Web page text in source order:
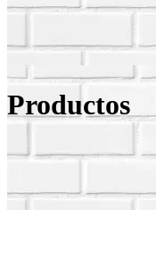
Productos